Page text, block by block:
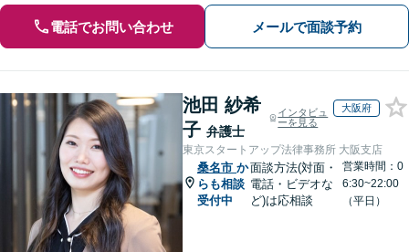
電話でお問い合わせ メールで面談予約
池田 紗希
子 弁護士
インタビュ
ーを見る
大阪府
東京スタートアップ法律事務所 大阪支店
桑名市 か
らも相談
受付中
面談方法(対面・
電話・ビデオな
ど)は応相談
営業時間：0
6:30~22:00
（平日）